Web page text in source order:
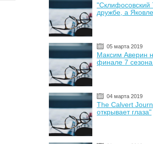
"Склифосовский
дружбе, а
05 марта 2019
Максим Аверин
финале 7
04 марта 2019
The Calvert
открывает глаза"